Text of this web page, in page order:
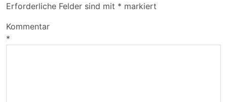
Erforderliche Felder sind mit * markiert
Kommentar
*